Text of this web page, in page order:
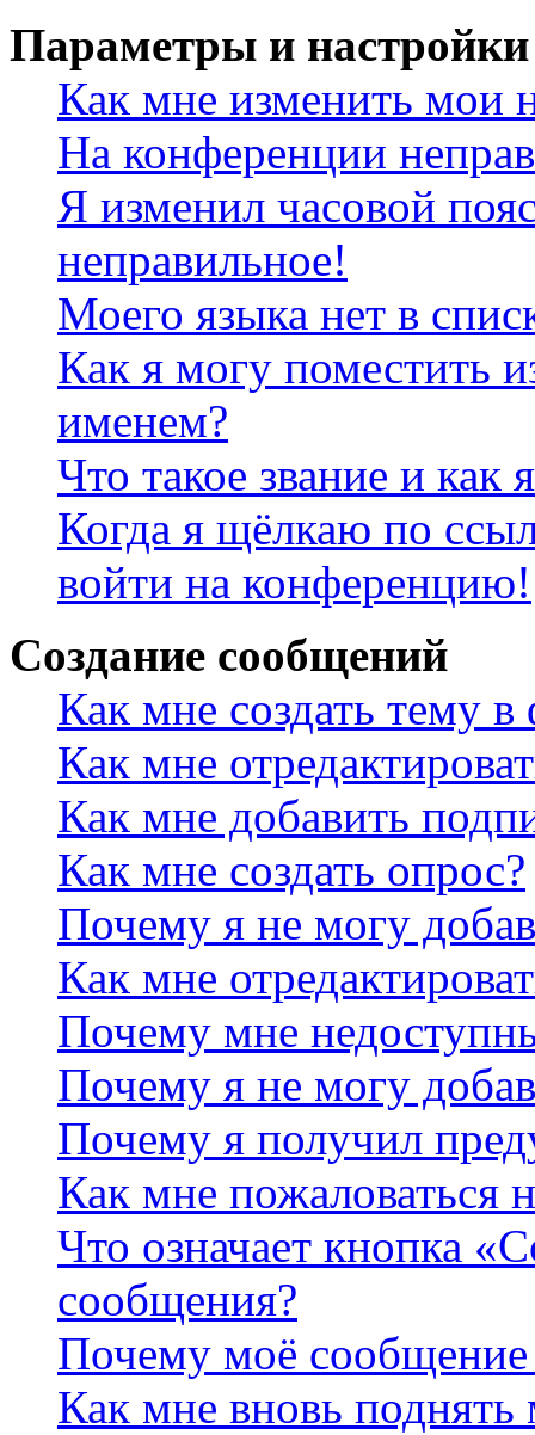
Параметры и настройки
Как мне изменить мои
На конференции
Я изменил часовой
неправильное!
Моего языка нет в
Как я могу поместить
именем?
Что такое звание и как
Когда я щёлкаю по
войти на конференцию!
Создание сообщений
Как мне создать тему
Как мне
Как мне добавить
Как мне создать опрос?
Почему я не могу
Как мне
Почему мне
Почему я не могу
Почему я получил
Как мне пожаловаться
Что означает кнопка
сообщения?
Почему моё сообщение
Как мне вновь